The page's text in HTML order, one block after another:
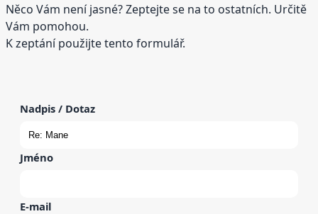
Něco Vám není jasné? Zeptejte se na to ostatních. Určitě
Vám pomohou.
K zeptání použijte tento formulář.
Nadpis / Dotaz
Jméno
E-mail